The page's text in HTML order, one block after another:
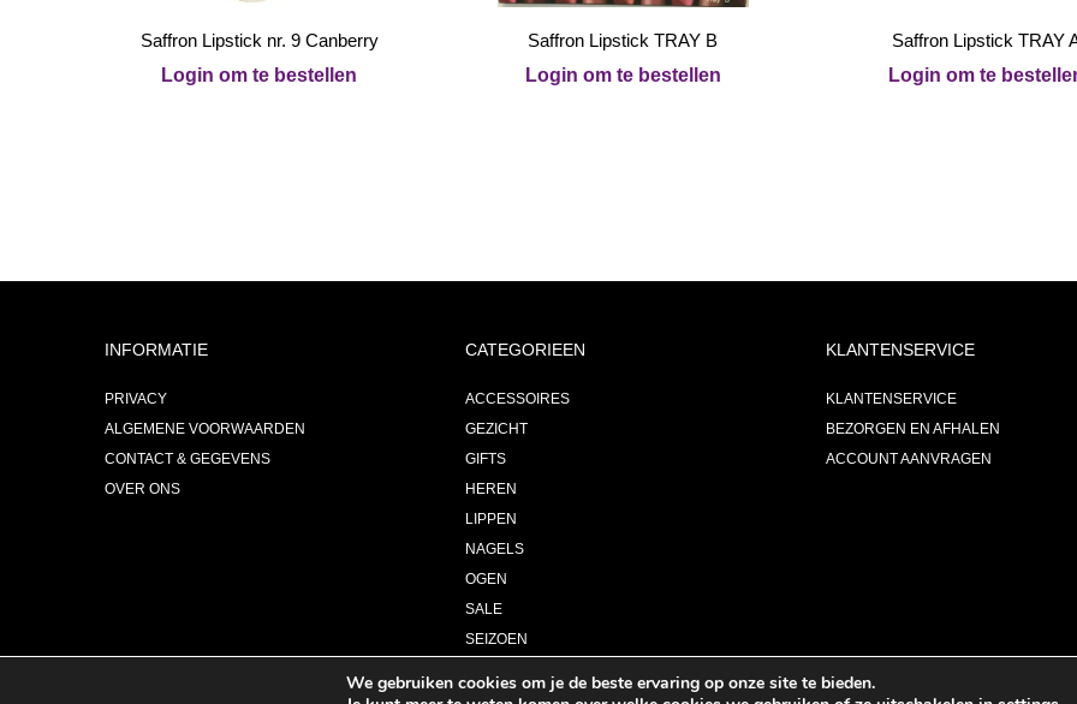
Saffron Lipstick nr. 9 Canberry
Login om te bestellen
Saffron Lipstick TRAY B
Login om te bestellen
Saffron Lipstick TRAY
Login om te
INFORMATIE
PRIVACY
ALGEMENE VOORWAARDEN
CONTACT & GEGEVENS
OVER ONS
CATEGORIEEN
ACCESSOIRES
GEZICHT
GIFTS
HEREN
LIPPEN
NAGELS
OGEN
SALE
SEIZOEN
KLANTENSERVICE
KLANTENSERVICE
BEZORGEN EN AFHALEN
ACCOUNT AANVRAGEN
We gebruiken cookies om je de beste ervaring op onze site te bieden.